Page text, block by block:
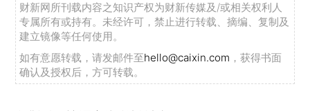
财新网所刊载内容之知识产权为财新传媒及/或相关权利人
专属所有或持有。未经许可，禁止进行转载、摘编、复制及
建立镜像等任何使用。
如有意愿转载，请发邮件至hello@caixin.com ，获得书面
确认及授权后，方可转载。